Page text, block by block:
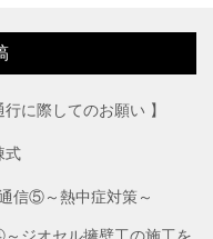
に際してのお願い 】
式
信⑤～熱中症対策～